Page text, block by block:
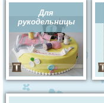
Для
рукодельницы